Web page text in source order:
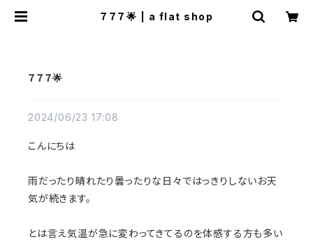
７７７🌟 | a flat shop
７７７🌟
2024/06/23 17:08
こんにちは
雨だったり晴れたり曇ったりな日々ではっきりしないお天
気が続きます。
とは言え気温が急に変わってきてるのを体感する方も多い